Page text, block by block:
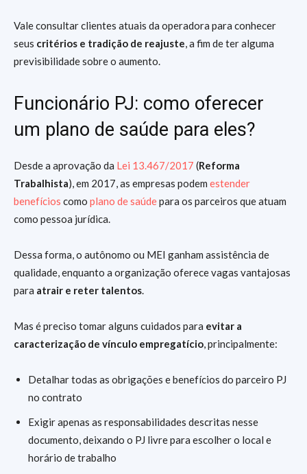
Vale consultar clientes atuais da operadora para conhecer
seus critérios e tradição de reajuste, a fim de ter alguma
previsibilidade sobre o aumento.
Funcionário PJ: como oferecer
um plano de saúde para eles?
Desde a aprovação da Lei 13.467/2017 (Reforma
Trabalhista), em 2017, as empresas podem estender
benefícios como plano de saúdepara os parceiros que atuam
como pessoa jurídica.
Dessa forma, o autônomo ou MEI ganham assistência de
qualidade, enquanto a organização oferece vagas vantajosas
para atrair e reter talentos.
Mas é preciso tomar alguns cuidados para evitar a
caracterização de vínculo empregatício, principalmente:
Detalhar todas as obrigações e benefícios do parceiro PJ
no contrato
Exigir apenas as responsabilidades descritas nesse
documento, deixando o PJ livre para escolher o local e
horário de trabalho